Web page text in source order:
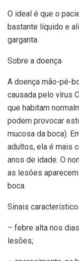
O ideal é que o
bastante líquido e
garganta.
Sobre a doença
A doença mão-pé-
causada pelo vírus
que habitam
podem provocar
mucosa da boca).
adultos, ela é mais
anos de idade. O
as lesões
boca.
Sinais
– febre alta nos
lesões;